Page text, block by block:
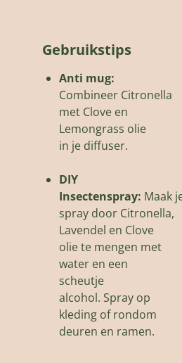
Gebruikstips
Anti mug:
Combineer Citronella
met Clove en
Lemongrass olie
in je diffuser.
DIY
Insectenspray: Maak
spray door Citronella,
Lavendel en Clove
olie te mengen met
water en een
scheutje
alcohol. Spray op
kleding of rondom
deuren en ramen.